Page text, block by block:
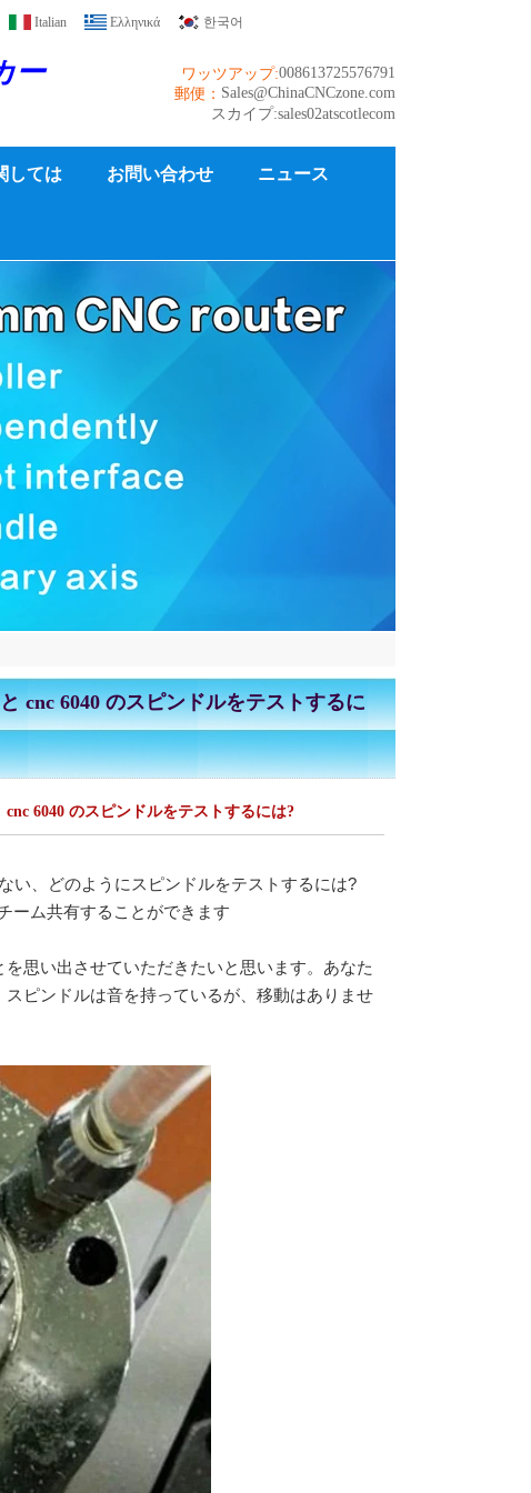
Italian Ελληνικά 한국어
ー 008613725576791
ワッツアップ:
Sales@ChinaCNCzone.com
郵便：
スカイプ:sales02atscotlecom
しては お問い合わせ ニュース
cnc 6040 のスピンドルをテストするに
6040 のスピンドルをテストするには?
い、どのようにスピンドルをテストするには?
ーム共有することができます
思い出させていただきたいと思います。あなた
ピンドルは音を持っているが、移動はありませ